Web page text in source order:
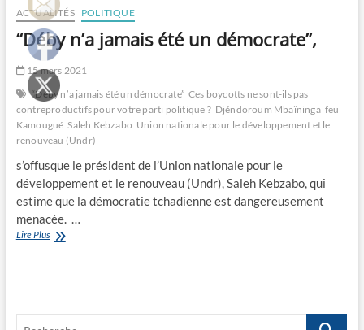
ACTUALITÉS POLITIQUE
“Déby n’a jamais été un démocrate”,
15 mars 2021
“Déby n’a jamais été un démocrate” Ces boycotts ne sont-ils pas
contreproductifs pour votre parti politique ? Djéndoroum Mbaïninga feu
Kamougué Saleh Kebzabo Union nationale pour le développement et le
renouveau (Undr)
s’offusque le président de l’Union nationale pour le
développement et le renouveau (Undr), Saleh Kebzabo, qui
estime que la démocratie tchadienne est dangereusement
menacée. …
Lire Plus“Déby
Recherche